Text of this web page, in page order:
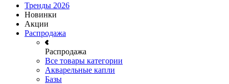
Тренды 2026
Новинки
Акции
Распродажа
Распродажа
Все товары категории
Акварельные капли
Базы